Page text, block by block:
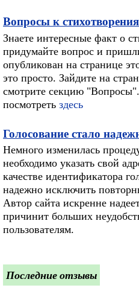
Вопросы к
Знаете интересные факт о
придумайте вопрос и
опубликован на странице
это просто. Зайдите на
смотрите секцию
посмотреть здесь
Голосование стало
Немного изменилась
необходимо указать свой
качестве идентификатора
надежно исключить
Автор сайта искренне
причинит больших
пользователям.
Последние отзывы